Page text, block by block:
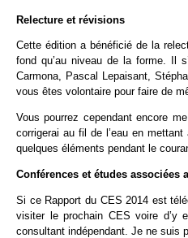
Relecture et révisions
Cette édition a bénéficié de la
fond qu’au niveau de la forme. Il
Carmona, Pascal Lepaisant,
vous êtes volontaire pour faire de
Vous pourrez cependant encore
corrigerai au fil de l’eau en
quelques éléments pendant le
Conférences et études associées
Si ce Rapport du CES 2014 est
visiter le prochain CES voire d’y
consultant indépendant. Je ne suis